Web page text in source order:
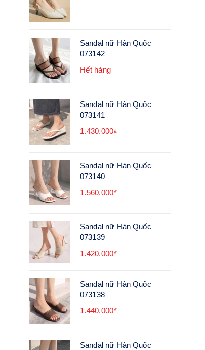
Sandal nữ Hàn Quốc
073142
Hết hàng
Sandal nữ Hàn Quốc
073141
1.430.000₫
Sandal nữ Hàn Quốc
073140
1.560.000₫
Sandal nữ Hàn Quốc
073139
1.420.000₫
Sandal nữ Hàn Quốc
073138
1.440.000₫
Sandal nữ Hàn Quốc